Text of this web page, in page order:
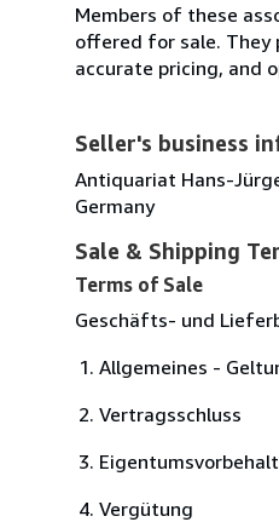
Members of these
offered for sale. They
accurate pricing, and
Seller's business
Antiquariat Hans-
Germany
Sale & Shipping
Terms of Sale
Geschäfts- und
Allgemeines -
Vertragsschluss
Eigentumsvorbehalt
Vergütung